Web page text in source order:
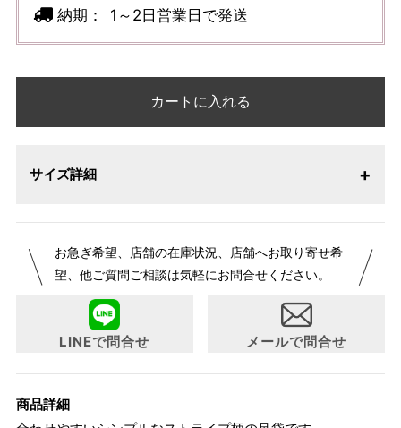
納期： 1～2日営業日で発送
カートに入れる
サイズ詳細
お急ぎ希望、店舗の在庫状況、店舗へお取り寄せ希
望、他ご質問ご相談は気軽にお問合せください。
LINEで問合せ メールで問合せ
商品詳細